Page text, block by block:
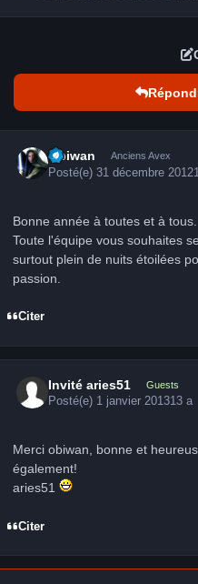
Obiwan Anciens Avex
Posté(e)31 décembre 2012
Bonne année à toutes et à tous.
Toute l'équipe vous souhaites
surtout plein de nuits étoilées
passion.
Citer
Invité aries51 Guests
Posté(e) 1 janvier 201313 a
Merci obiwan, bonne et
également!
aries51
Citer